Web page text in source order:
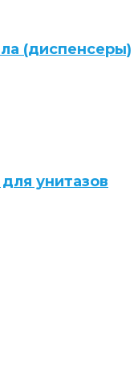
(диспенсеры)
унитазов